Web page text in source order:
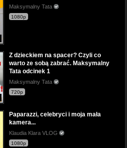
Maksymalny Tata
1080p
Z dzieckiem na spacer? Czyli co
warto ze sobą zabrać. Maksymalny
Tata odcinek 1
Maksymalny Tata
720p
Paparazzi, celebryci i moja mała
kamera...
Klaudia Klara VLOG
1080p